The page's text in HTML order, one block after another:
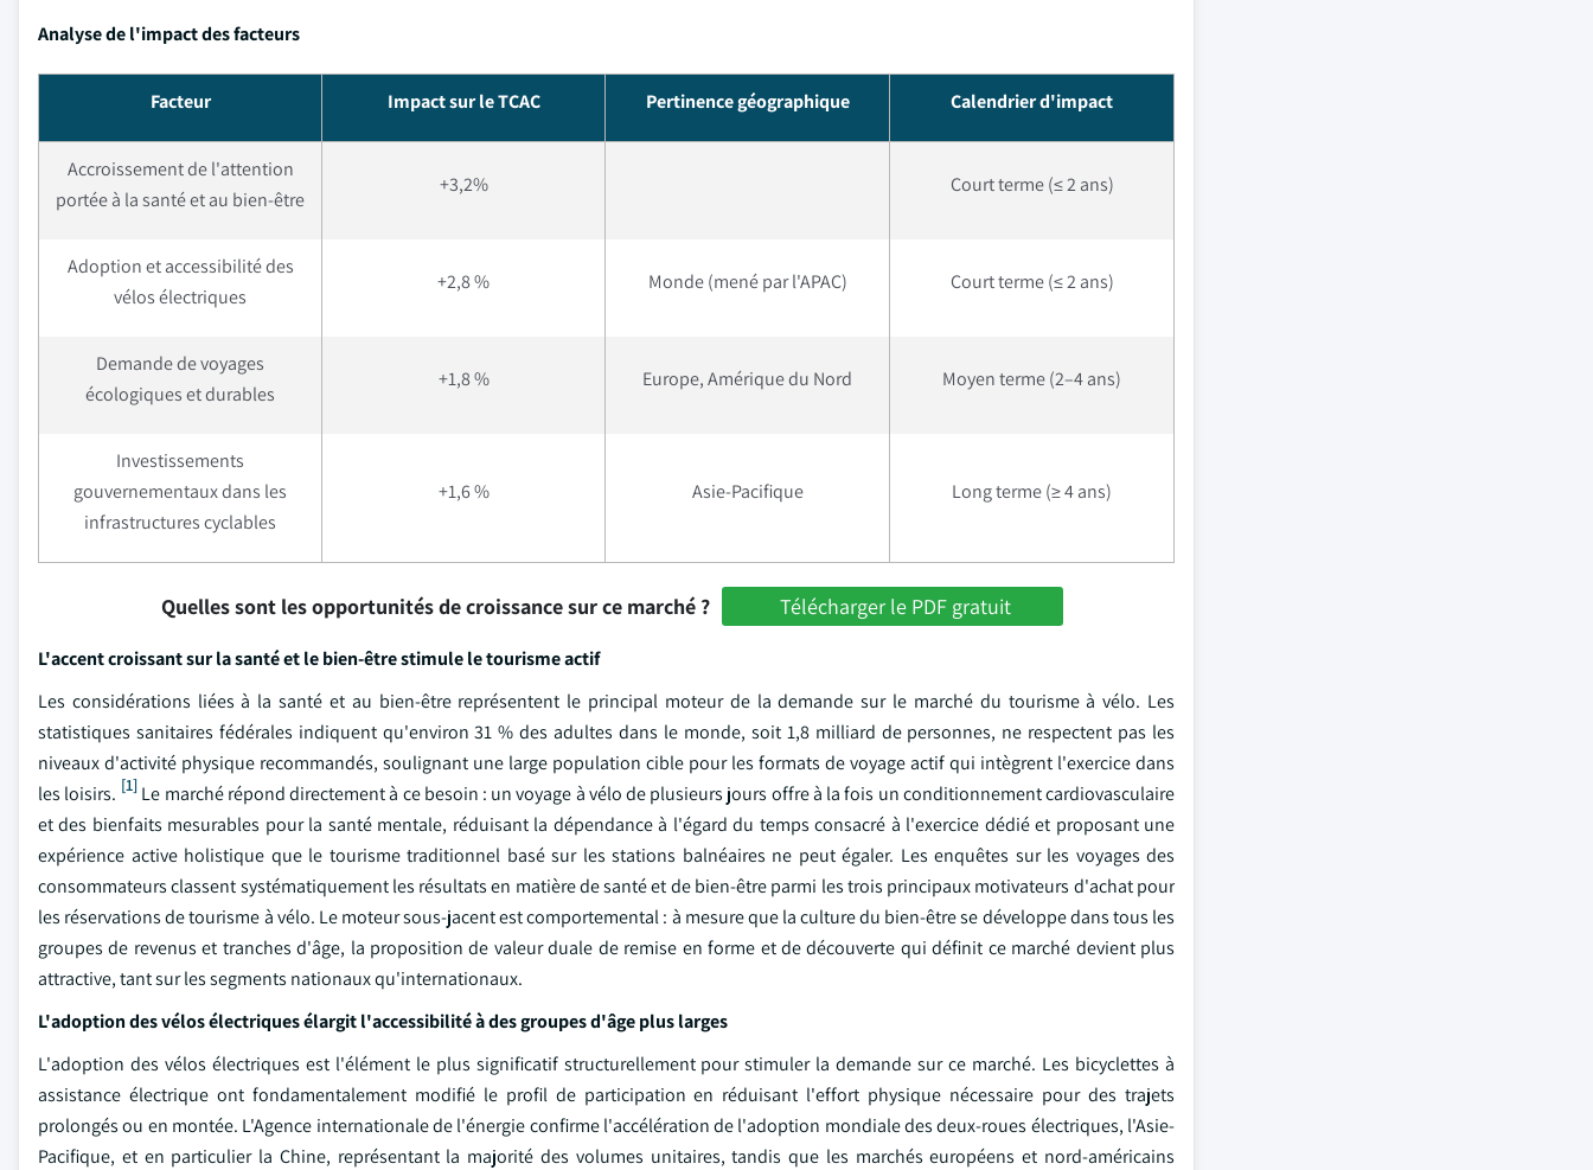
Analyse de l'impact des facteurs
Facteur Impact sur le TCAC Pertinence géographique Calendrier d'impact
Accroissement de l'attention
portée à la santé et au bien-être
+3,2% Court terme (≤ 2 ans)
Adoption et accessibilité des
vélos électriques
+2,8 % Monde (mené par l'APAC) Court terme (≤ 2 ans)
Demande de voyages
écologiques et durables
+1,8 % Europe, Amérique du Nord Moyen terme (2–4 ans)
Investissements
gouvernementaux dans les
infrastructures cyclables
+1,6 % Asie-Pacifique Long terme (≥ 4 ans)
Quelles sont les opportunités de croissance sur ce marché ? Télécharger le PDF gratuit
L'accent croissant sur la santé et le bien-être stimule le tourisme actif
Les considérations liées à la santé et au bien-être représentent le principal moteur de la demande sur le marché du tourisme à vélo. Les
statistiques sanitaires fédérales indiquent qu'environ 31 % des adultes dans le monde, soit 1,8 milliard de personnes, ne respectent pas les
niveaux d'activité physique recommandés, soulignant une large population cible pour les formats de voyage actif qui intègrent l'exercice dans
les loisirs. [1] Le marché répond directement à ce besoin : un voyage à vélo de plusieurs jours offre à la fois un conditionnement cardiovasculaire
et des bienfaits mesurables pour la santé mentale, réduisant la dépendance à l'égard du temps consacré à l'exercice dédié et proposant une
expérience active holistique que le tourisme traditionnel basé sur les stations balnéaires ne peut égaler. Les enquêtes sur les voyages des
consommateurs classent systématiquement les résultats en matière de santé et de bien-être parmi les trois principaux motivateurs d'achat pour
les réservations de tourisme à vélo. Le moteur sous-jacent est comportemental : à mesure que la culture du bien-être se développe dans tous les
groupes de revenus et tranches d'âge, la proposition de valeur duale de remise en forme et de découverte qui définit ce marché devient plus
attractive, tant sur les segments nationaux qu'internationaux.
L'adoption des vélos électriques élargit l'accessibilité à des groupes d'âge plus larges
L'adoption des vélos électriques est l'élément le plus significatif structurellement pour stimuler la demande sur ce marché. Les bicyclettes à
assistance électrique ont fondamentalement modifié le profil de participation en réduisant l'effort physique nécessaire pour des trajets
prolongés ou en montée. L'Agence internationale de l'énergie confirme l'accélération de l'adoption mondiale des deux-roues électriques, l'Asie-
Pacifique, et en particulier la Chine, représentant la majorité des volumes unitaires, tandis que les marchés européens et nord-américains